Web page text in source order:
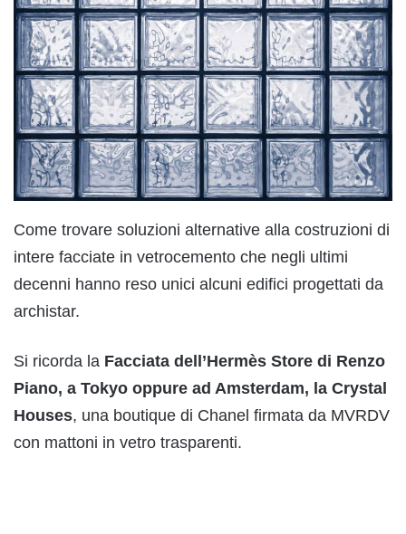
Come trovare soluzioni alternative alla costruzioni di
intere facciate in vetrocemento che negli ultimi
decenni hanno reso unici alcuni edifici progettati da
archistar.
Si ricorda la Facciata dell’Hermès Store di Renzo
Piano, a Tokyo oppure ad Amsterdam, la Crystal
Houses, una boutique di Chanel firmata da MVRDV
con mattoni in vetro trasparenti.